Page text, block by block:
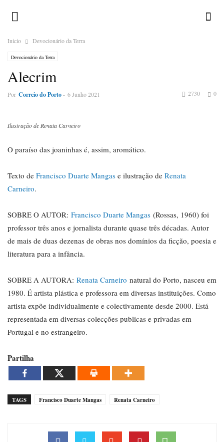
Inicio Devocionário da Terra
Devocionário da Terra
Alecrim
Por Correio do Porto- 6 Junho 2021 0
2730
Ilustração de Renata Carneiro
O paraíso das joaninhas é, assim, aromático.
Texto de Francisco Duarte Mangas e ilustração de Renata
Carneiro.
SOBRE O AUTOR: Francisco Duarte Mangas (Rossas, 1960) foi
professor três anos e jornalista durante quase três décadas. Autor
de mais de duas dezenas de obras nos domínios da ficção, poesia e
literatura para a infância.
SOBRE A AUTORA: Renata Carneiro natural do Porto, nasceu em
1980. É artista plástica e professora em diversas instituições. Como
artista expõe individualmente e colectivamente desde 2000. Está
representada em diversas colecções publicas e privadas em
Portugal e no estrangeiro.
Partilha
TAGS Francisco Duarte Mangas Renata Carneiro